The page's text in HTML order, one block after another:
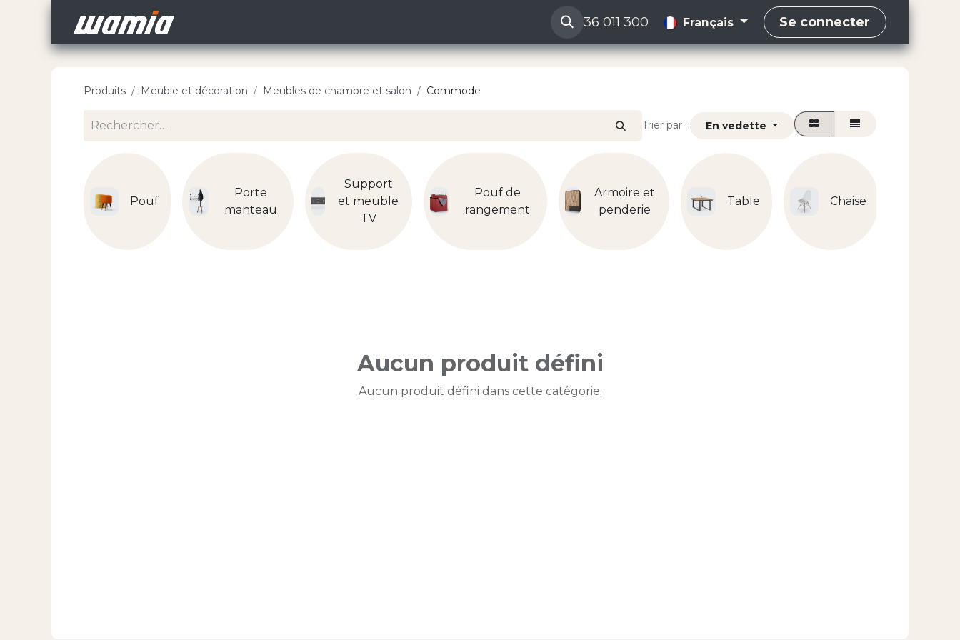
36 011 300 Français Se connecter
Produits Meuble et décoration Meubles de chambre et salon Commode
Trier par : En vedette
Pouf
Porte
manteau
Support
et meuble
TV
Pouf de
rangement
Armoire et
penderie
Table Chaise
Aucun produit défini
Aucun produit défini dans cette catégorie.